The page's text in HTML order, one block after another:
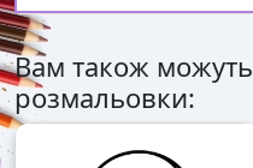
Вам також можуть
розмальовки: